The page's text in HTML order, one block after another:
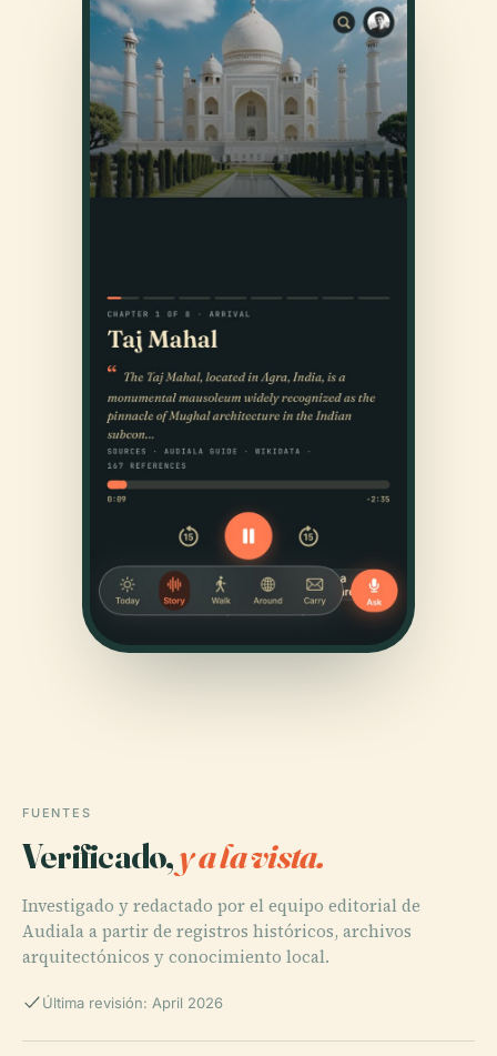
FUENTES
Verificado,y a la vista.
Investigado y redactado por el equipo editorial de
Audiala a partir de registros históricos, archivos
arquitectónicos y conocimiento local.
Última revisión: April 2026